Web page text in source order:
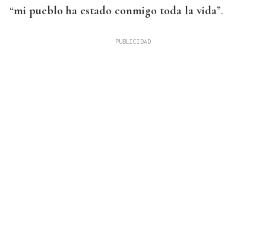
“mi pueblo ha estado conmigo toda la vida”.